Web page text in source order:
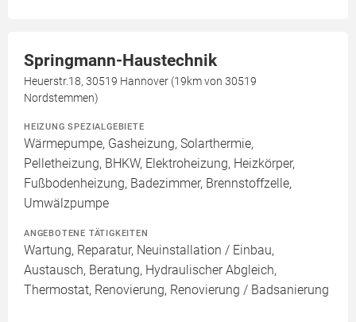
Springmann-Haustechnik
Heuerstr.18, 30519 Hannover (19km von 30519
Nordstemmen)
HEIZUNG SPEZIALGEBIETE
Wärmepumpe, Gasheizung, Solarthermie,
Pelletheizung, BHKW, Elektroheizung, Heizkörper,
Fußbodenheizung, Badezimmer, Brennstoffzelle,
Umwälzpumpe
ANGEBOTENE TÄTIGKEITEN
Wartung, Reparatur, Neuinstallation / Einbau,
Austausch, Beratung, Hydraulischer Abgleich,
Thermostat, Renovierung, Renovierung / Badsanierung